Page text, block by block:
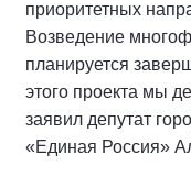
приоритетных
Возведение
планируется
этого проекта мы
заявил депутат
«Единая Россия»